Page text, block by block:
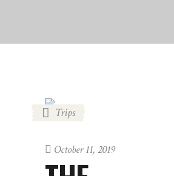
Trips
October 11, 2019